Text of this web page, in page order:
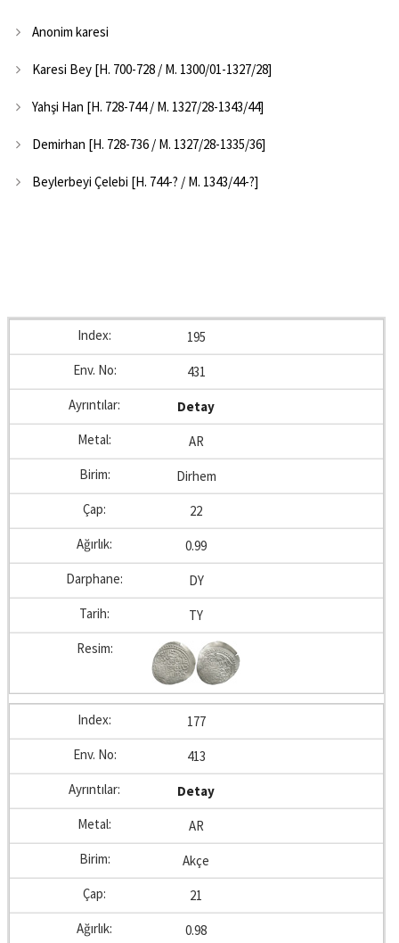
Anonim karesi
Karesi Bey [H. 700-728 / M. 1300/01-1327/28]
Yahşi Han [H. 728-744 / M. 1327/28-1343/44]
Demirhan [H. 728-736 / M. 1327/28-1335/36]
Beylerbeyi Çelebi [H. 744-? / M. 1343/44-?]
195
431
Detay
AR
Dirhem
22
0.99
DY
TY
177
413
Detay
AR
Akçe
21
0.98